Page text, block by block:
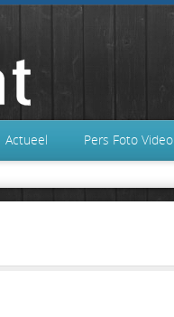
Actueel Pers Foto Video